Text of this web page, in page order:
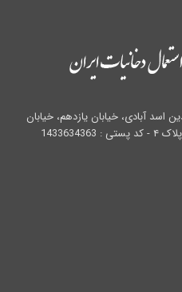
اسد آبادی، خیابان یازدهم، خیابان